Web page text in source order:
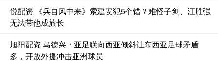
悦配资 《兵自风中来》索建安犯5个错？难怪子剑、江胜强
无法带他成旅长
旭阳配资 马德兴：亚足联向西亚倾斜让东西亚足球矛盾
多，开放外援冲击亚洲球员